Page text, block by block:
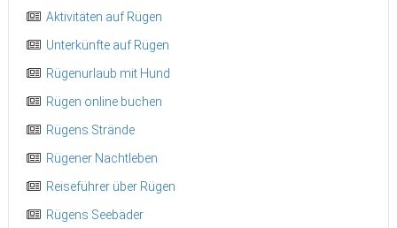
Aktivitäten auf Rügen
Unterkünfte auf Rügen
Rügenurlaub mit Hund
Rügen online buchen
Rügens Strände
Rügener Nachtleben
Reiseführer über Rügen
Rügens Seebäder